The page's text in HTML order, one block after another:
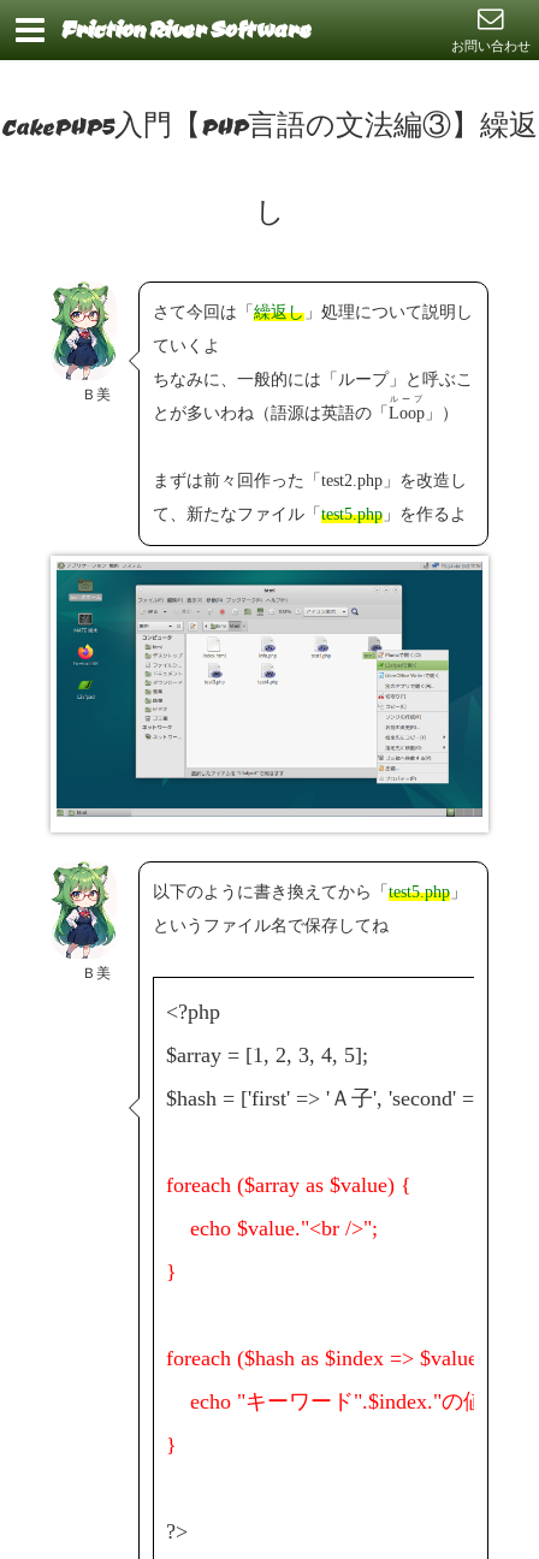
Friction River Software
お問い合わせ
CakePHP5入門【PHP言語の文法編③】繰返
し
Ｂ美
さて今回は「 繰返し」処理について説明し
ていくよ
ちなみに、一般的には「ループ」と呼ぶこ
とが多いわね（語源は英語の「 Loop
ループ
」）
まずは前々回作った「test2.php」を改造し
て、新たなファイル「 test5.php」を作るよ
Ｂ美
以下のように書き換えてから「test5.php」
というファイル名で保存してね
<?php
$array = [1, 2, 3, 4, 5];
$hash = ['first' => 'Ａ子', 'second' => 'Ｂ
foreach ($array as $value) {
echo $value."<br />";
}
foreach ($hash as $index => $value) {
echo "キーワード".$index."の値は
}
?>